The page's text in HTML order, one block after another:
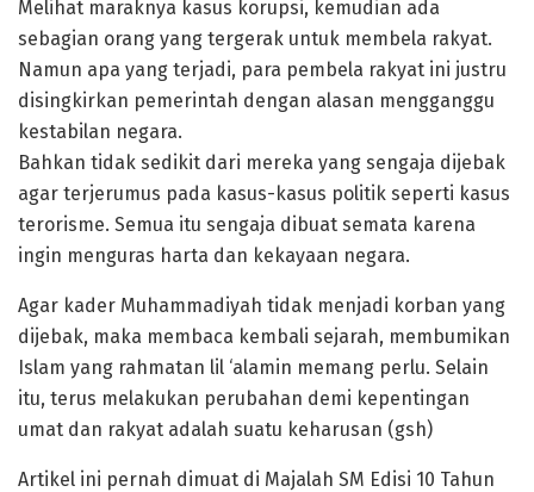
Melihat maraknya kasus korupsi, kemudian ada
sebagian orang yang tergerak untuk membela rakyat.
Namun apa yang terjadi, para pembela rakyat ini justru
disingkirkan pemerintah dengan alasan mengganggu
kestabilan negara.
Bahkan tidak sedikit dari mereka yang sengaja dijebak
agar terjerumus pada kasus-kasus politik seperti kasus
terorisme. Semua itu sengaja dibuat semata karena
ingin menguras harta dan kekayaan negara.
Agar kader Muhammadiyah tidak menjadi korban yang
dijebak, maka membaca kembali sejarah, membumikan
Islam yang rahmatan lil ‘alamin memang perlu. Selain
itu, terus melakukan perubahan demi kepentingan
umat dan rakyat adalah suatu keharusan (gsh)
Artikel ini pernah dimuat di Majalah SM Edisi 10 Tahun